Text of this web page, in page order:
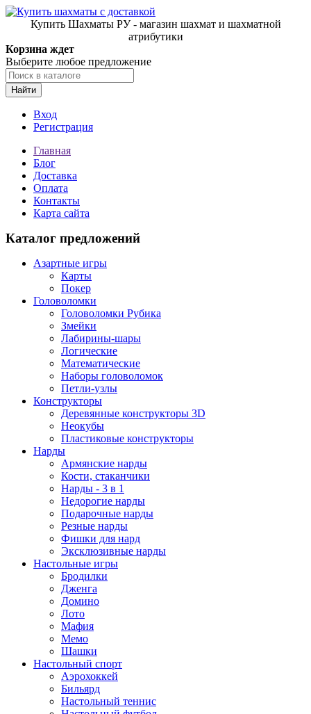
Купить Шахматы РУ - магазин шахмат и шахматной
атрибутики
Корзина ждет
Выберите любое предложение
Найти
Вход
Регистрация
Главная
Блог
Доставка
Оплата
Контакты
Карта сайта
Каталог предложений
Азартные игры
Карты
Покер
Головоломки
Головоломки Рубика
Змейки
Лабирины-шары
Логические
Математические
Наборы головоломок
Петли-узлы
Конструкторы
Деревянные конструкторы 3D
Неокубы
Пластиковые конструкторы
Нарды
Армянские нарды
Кости, стаканчики
Нарды - 3 в 1
Недорогие нарды
Подарочные нарды
Резные нарды
Фишки для нард
Эксклюзивные нарды
Настольные игры
Бродилки
Дженга
Домино
Лото
Мафия
Мемо
Шашки
Настольный спорт
Аэрохоккей
Бильярд
Настольный теннис